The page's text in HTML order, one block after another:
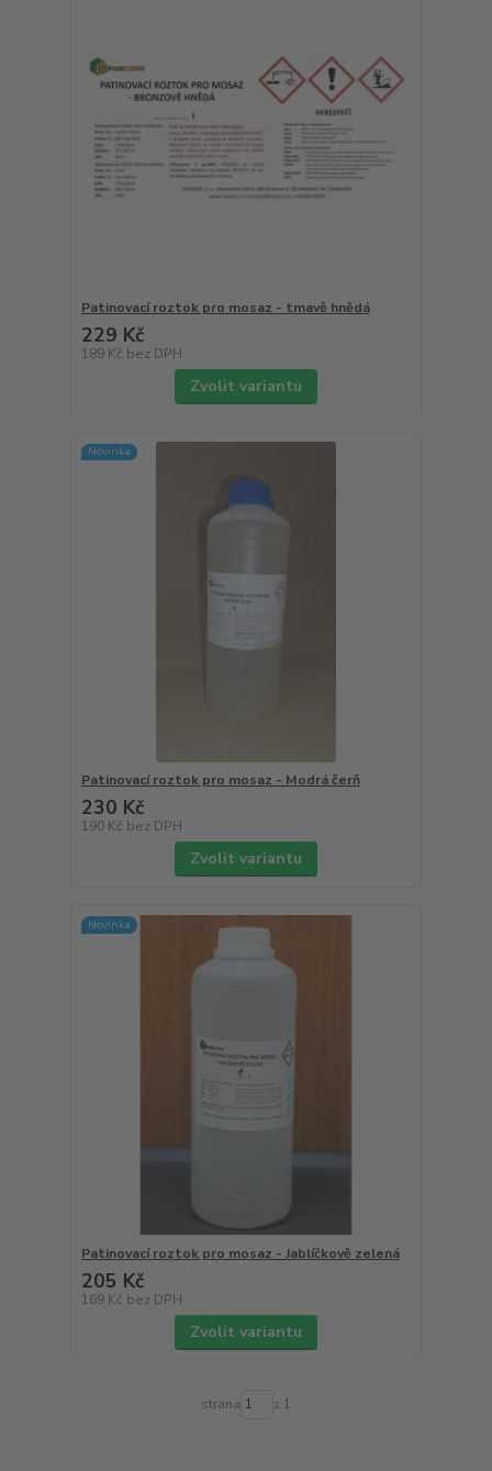
Patinovací roztok pro mosaz - tmavě hnědá
229 Kč
189 Kč bez DPH
Zvolit variantu
Novinka
Patinovací roztok pro mosaz - Modrá čerň
230 Kč
190 Kč bez DPH
Zvolit variantu
Novinka
Patinovací roztok pro mosaz - Jablíčkově zelená
205 Kč
169 Kč bez DPH
Zvolit variantu
strana z 1